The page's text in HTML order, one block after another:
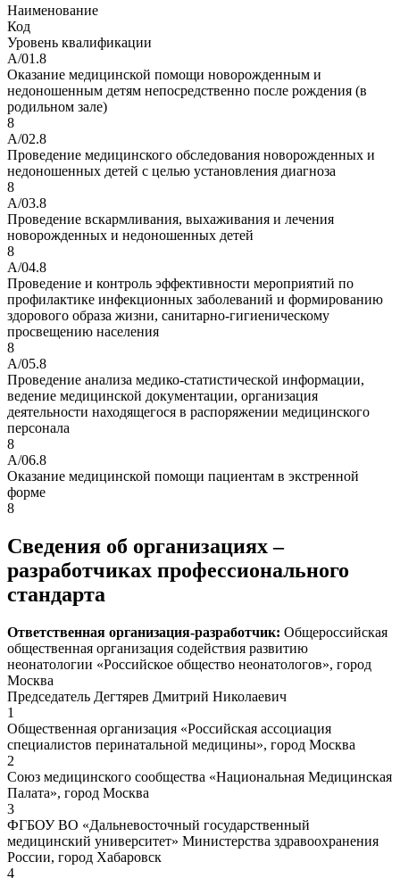
Наименование
Код
Уровень квалификации
A/01.8
Оказание медицинской помощи новорожденным и
недоношенным детям непосредственно после рождения (в
родильном зале)
8
A/02.8
Проведение медицинского обследования новорожденных и
недоношенных детей с целью установления диагноза
8
A/03.8
Проведение вскармливания, выхаживания и лечения
новорожденных и недоношенных детей
8
A/04.8
Проведение и контроль эффективности мероприятий по
профилактике инфекционных заболеваний и формированию
здорового образа жизни, санитарно-гигиеническому
просвещению населения
8
A/05.8
Проведение анализа медико-статистической информации,
ведение медицинской документации, организация
деятельности находящегося в распоряжении медицинского
персонала
8
A/06.8
Оказание медицинской помощи пациентам в экстренной
форме
8
Сведения об организациях –
разработчиках профессионального
стандарта
Ответственная организация-разработчик: Общероссийская
общественная организация содействия развитию
неонатологии «Российское общество неонатологов», город
Москва
Председатель Дегтярев Дмитрий Николаевич
1
Общественная организация «Российская ассоциация
специалистов перинатальной медицины», город Москва
2
Союз медицинского сообщества «Национальная Медицинская
Палата», город Москва
3
ФГБОУ ВО «Дальневосточный государственный
медицинский университет» Министерства здравоохранения
России, город Хабаровск
4